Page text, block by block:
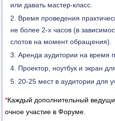
или давать мастер-класс.
Время проведения
не более 2-х часов (в
слотов на момент обращения).
Аренда аудитории на время
Проектор, ноутбук и экран
20-25 мест в аудитории для
*Каждый дополнительный
очное участие в Форуме.